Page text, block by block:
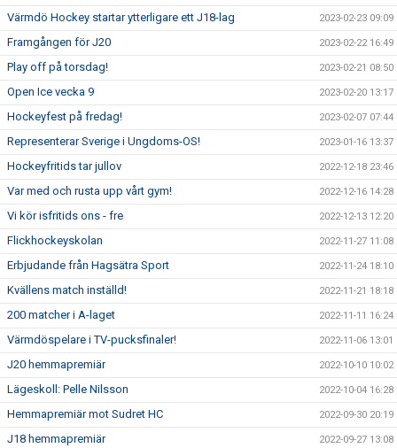
Värmdö Hockey startar ytterligare ett J18-lag 2023-02-23 09:09
Framgången för J20 2023-02-22 16:49
Play off på torsdag! 2023-02-21 08:50
Open Ice vecka 9 2023-02-20 13:17
Hockeyfest på fredag! 2023-02-07 07:44
Representerar Sverige i Ungdoms-OS! 2023-01-16 13:37
Hockeyfritids tar jullov 2022-12-18 23:46
Var med och rusta upp vårt gym! 2022-12-16 14:28
Vi kör isfritids ons - fre 2022-12-13 12:20
Flickhockeyskolan 2022-11-27 11:08
Erbjudande från Hagsätra Sport 2022-11-24 18:10
Kvällens match inställd! 2022-11-21 18:18
200 matcher i A-laget 2022-11-11 16:24
Värmdöspelare i TV-pucksfinaler! 2022-11-06 13:01
J20 hemmapremiär 2022-10-10 10:02
Lägeskoll: Pelle Nilsson 2022-10-04 16:28
Hemmapremiär mot Sudret HC 2022-09-30 20:19
J18 hemmapremiär 2022-09-27 13:08